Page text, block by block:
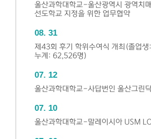
울산과학대학교-울산광역시 광역치
선도학교 지정을 위한 업무협약
08 31
제43회 후기 학위수여식 개최(졸업
누계: 62,526명)
07 12
울산과학대학교-사답번인 울산그린
07 10
울산과학대학교-말레이시아 USM